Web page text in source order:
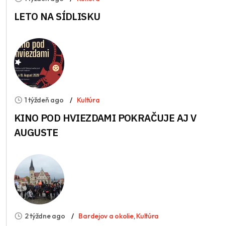
LETO NA SÍDLISKU
1 týždeň ago Kultúra
KINO POD HVIEZDAMI POKRAČUJE AJ V
AUGUSTE
2 týždne ago Bardejov a okolie,Kultúra